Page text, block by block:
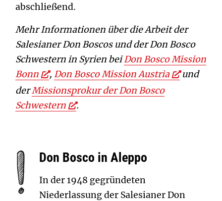
abschließend.
Mehr Informationen über die Arbeit der
Salesianer Don Boscos und der Don Bosco
Schwestern in Syrien beiDon Bosco Mission
Bonn
, Don Bosco Mission Austria
und
derMissionsprokur der Don Bosco
Schwestern
.
Don Bosco in Aleppo
In der 1948 gegründeten
Niederlassung der Salesianer Don